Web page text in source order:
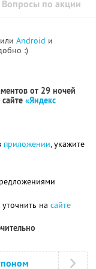
Вопросы по акции
или Android и
:)
от 29 ночей
«Яндекс
приложении, укажите
на сайте